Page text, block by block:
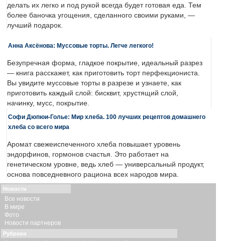
делать их легко и под рукой всегда будет готовая еда. Тем
более баночка угощения, сделанного своими руками, —
лучший подарок.
Анна Аксёнова: Муссовые торты. Легче легкого!
Безупречная форма, гладкое покрытие, идеальный разрез
— книга расскажет, как приготовить торт перфекциониста.
Вы увидите муссовые торты в разрезе и узнаете, как
приготовить каждый слой: бисквит, хрустящий слой,
начинку, мусс, покрытие.
Софи Дюпюи-Голье: Мир хлеба. 100 лучших рецептов домашнего
хлеба со всего мира
Аромат свежеиспеченного хлеба повышает уровень
эндорфинов, гормонов счастья. Это работает на
генетическом уровне, ведь хлеб — универсальный продукт,
основа повседневного рациона всех народов мира.
Новости
Все новости
В мире
Фото
Новости партнеров
Рубрики